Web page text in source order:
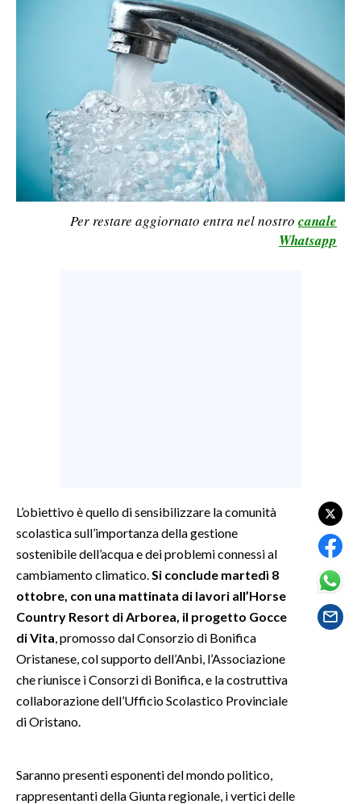
SERVIZI ALLE IMPRESE
BANDI
SPORT IN SARDEGNA
SPORT
RISULTATI E CLASSIFICHE
GOSSIP
SARDI NEL MONDO
EVENTI
INSULARITÀ
Per restare aggiornato entra nel nostro canale
Whatsapp
L’obiettivo è quello di sensibilizzare la comunità
scolastica sull’importanza della gestione
sostenibile dell’acqua e dei problemi connessi al
cambiamento climatico. Si conclude martedì 8
ottobre, con una mattinata di lavori all’Horse
Country Resort di Arborea, il progetto Gocce
di Vita , promosso dal Consorzio di Bonifica
Oristanese, col supporto dell’Anbi, l’Associazione
che riunisce i Consorzi di Bonifica, e la costruttiva
collaborazione dell’Ufficio Scolastico Provinciale
di Oristano.
Saranno presenti esponenti del mondo politico,
rappresentanti della Giunta regionale, i vertici delle